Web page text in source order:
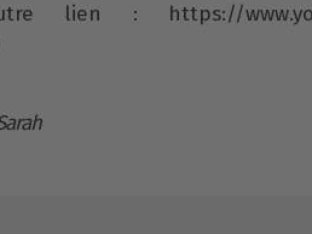
lien : https://